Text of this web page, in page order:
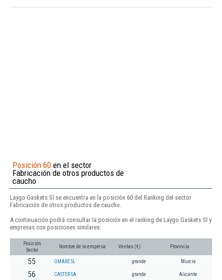
Posición 60 en el sector
Fabricación de otros productos de
caucho
Laygo Gaskets Sl se encuentra en la posición 60 del Ranking del sector
Fabricación de otros productos de caucho.
A continuación podrá consultar la posición en el ranking de Laygo Gaskets Sl y
empresas con posiciones similares:
Posición
Sector
Nombre de la empresa Ventas (€) Provincia
55 OMARE SL grande Murcia
56 CASTER SA grande Alicante